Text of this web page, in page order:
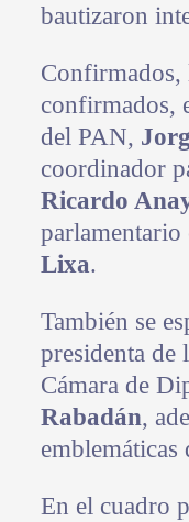
bautizaron
Confirmados,
confirmados,
del PAN,
coordinador
Ricardo
parlamentario
Lixa.
También se
presidenta de
Cámara de
Rabadán,
En el cuadro